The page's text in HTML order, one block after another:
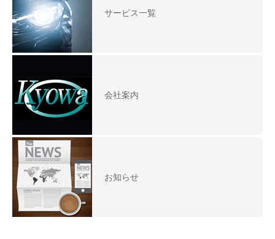
サービス一覧
会社案内
お知らせ